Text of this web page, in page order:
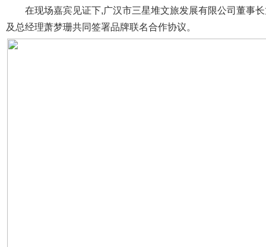
在现场嘉宾见证下,广汉市三星堆文旅发展有限公司董事
及总经理萧梦珊共同签署品牌联名合作协议。